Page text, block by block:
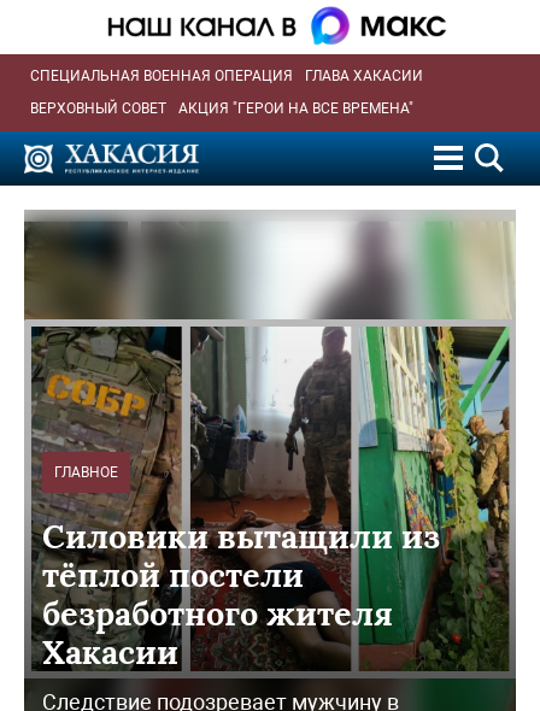
СПЕЦИАЛЬНАЯ ВОЕННАЯ ОПЕРАЦИЯ
ГЛАВА ХАКАСИИ
ВЕРХОВНЫЙ СОВЕТ
АКЦИЯ "ГЕРОИ НА ВСЕ ВРЕМЕНА"
ГЛАВНОЕ
Силовики вытащили из
тёплой постели
безработного жителя
Хакасии
Следствие подозревает мужчину в